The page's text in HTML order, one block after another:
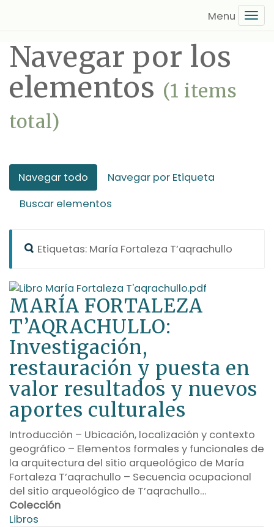
principal
Navegar por los
elementos (1 items
total)
Navegar todo
Navegar por Etiqueta
Buscar elementos
Etiquetas: María Fortaleza T’aqrachullo
MARÍA FORTALEZA
T’AQRACHULLO:
Investigación,
restauración y puesta en
valor resultados y nuevos
aportes culturales
Introducción – Ubicación, localización y contexto
geográfico – Elementos formales y funcionales de
la arquitectura del sitio arqueológico de María
Fortaleza T’aqrachullo – Secuencia ocupacional
del sitio arqueológico de T’aqrachullo…
Colección
Libros